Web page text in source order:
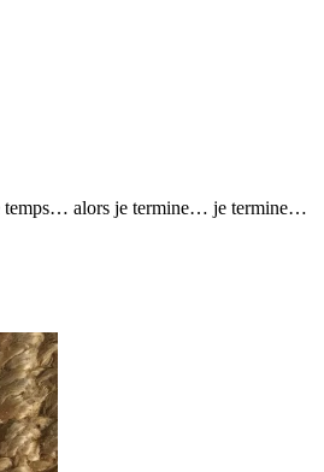
temps… alors je termine… je termine…